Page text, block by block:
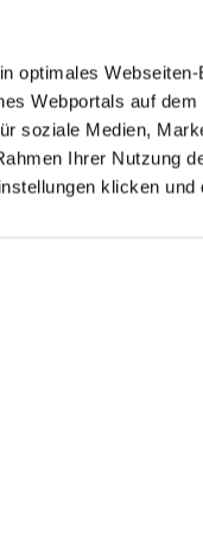
optimales
Webportals auf
soziale Medien,
Ihrer Nutzung
klicken und